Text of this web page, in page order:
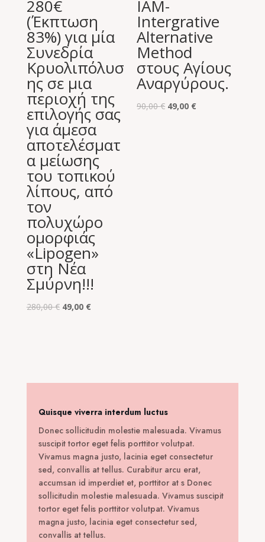
280€
(Έκπτωση
83%) για μία
Συνεδρία
Κρυολιπόλυσ
ης σε μια
περιοχή της
επιλογής σας
για άμεσα
αποτελέσματ
α μείωσης
του τοπικού
λίπους, από
τον
πολυχώρο
ομορφιάς
«Lipogen»
στη Νέα
Σμύρνη!!!
280,00€ Original
49,00 €Η
IAM-
Intergrative
Alternative
Method
στους Αγίους
Αναργύρους.
90,00€ Original
49,00 €
Quisque viverra interdum luctus
Donec sollicitudin molestie malesuada. Vivamus
suscipit tortor eget felis porttitor volutpat.
Vivamus magna justo, lacinia eget consectetur
sed, convallis at tellus. Curabitur arcu erat,
accumsan id imperdiet et, porttitor at s Donec
sollicitudin molestie malesuada. Vivamus suscipit
tortor eget felis porttitor volutpat. Vivamus
magna justo, lacinia eget consectetur sed,
convallis at tellus.